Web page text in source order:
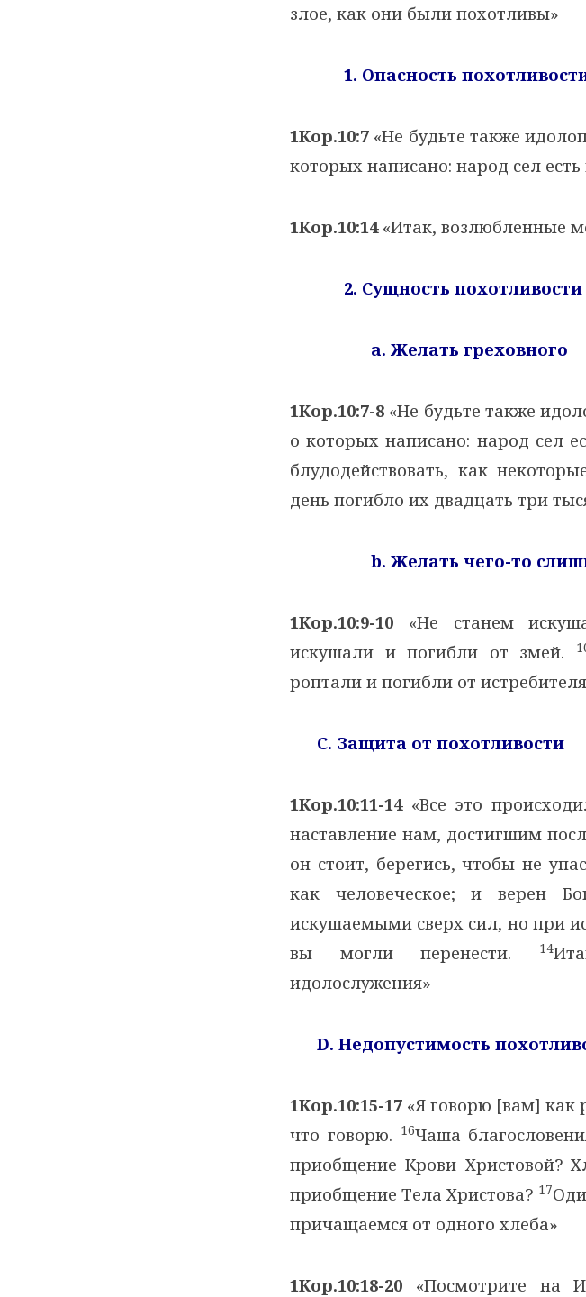
злое, как они были похотливы»
1. Опасность
1Кор.10:7 «Не будьте также
которых написано: народ сел есть
1Кор.10:14«Итак, возлюбленные
2. Сущность похотливости
a. Желать греховного
1Кор.10:7-8 «Не будьте также
о которых написано: народ сел
блудодействовать, как
день погибло их двадцать три
b. Желать чего-то
1Кор.10:9-10 «Не станем
искушали и погибли от змей.
роптали и погибли от
C. Защита от похотливости
1Кор.10:11-14«Все это
наставление нам, достигшим
он стоит, берегись, чтобы не
как человеческое; и верен
искушаемыми сверх сил, но при
вы могли перенести.
14
идолослужения»
D. Недопустимость
1Кор.10:15-17 «Я говорю [вам] как
что говорю. 16Чаша
приобщение Крови Христовой?
приобщение Тела Христова? 17
причащаемся от одного хлеба»
1Кор.10:18-20 «Посмотрите на